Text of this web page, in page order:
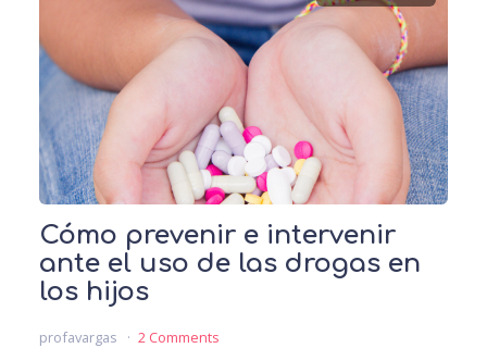
Cómo prevenir e intervenir
ante el uso de las drogas en
los hijos
profavargas 2 Comments